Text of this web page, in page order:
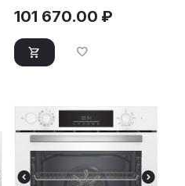
101 670.00 ₽